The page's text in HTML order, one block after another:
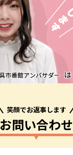
笑顔でお返事します
お問い合わせ